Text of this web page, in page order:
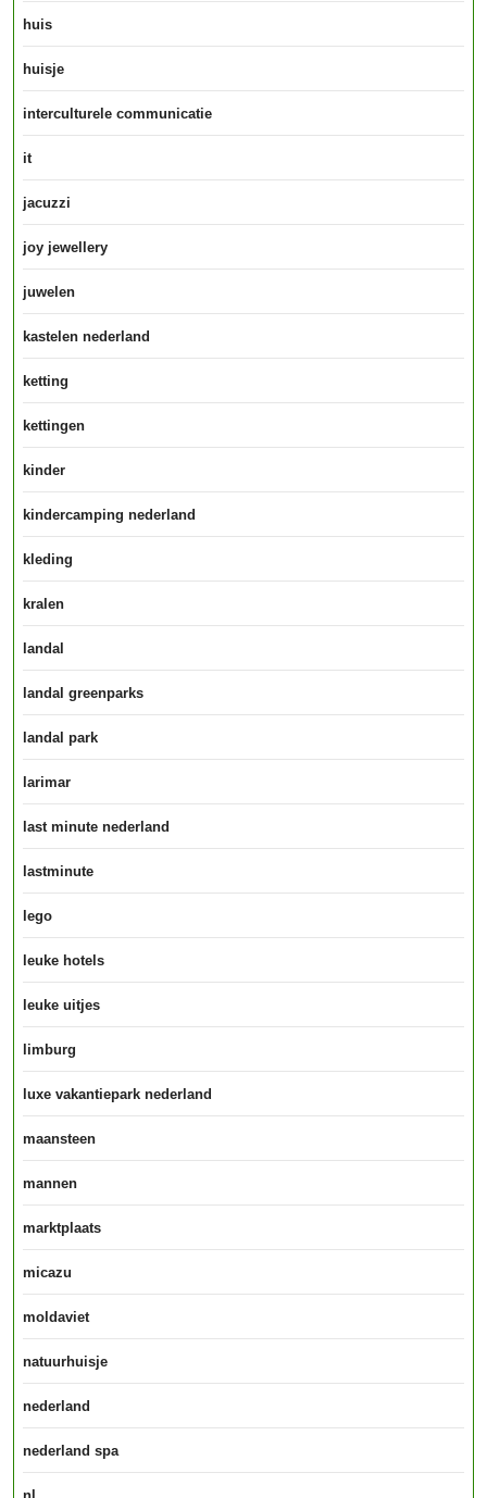
huis
huisje
interculturele communicatie
it
jacuzzi
joy jewellery
juwelen
kastelen nederland
ketting
kettingen
kinder
kindercamping nederland
kleding
kralen
landal
landal greenparks
landal park
larimar
last minute nederland
lastminute
lego
leuke hotels
leuke uitjes
limburg
luxe vakantiepark nederland
maansteen
mannen
marktplaats
micazu
moldaviet
natuurhuisje
nederland
nederland spa